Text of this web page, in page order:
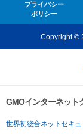
プライバシー
ポリシー
Copyright ©
GMOインターネット
世界初総合ネットセキュ